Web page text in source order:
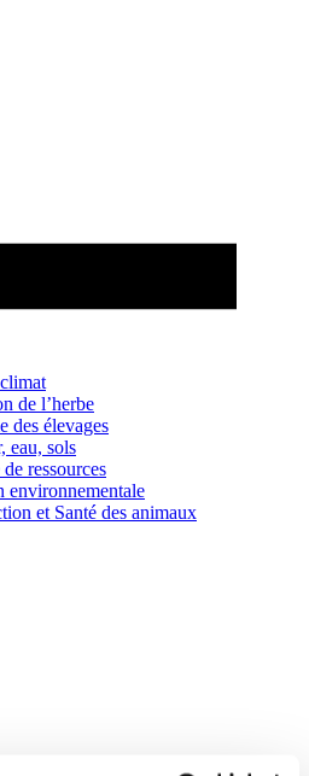
de l’herbe
des élevages
eau, sols
ressources
environnementale
et Santé des animaux